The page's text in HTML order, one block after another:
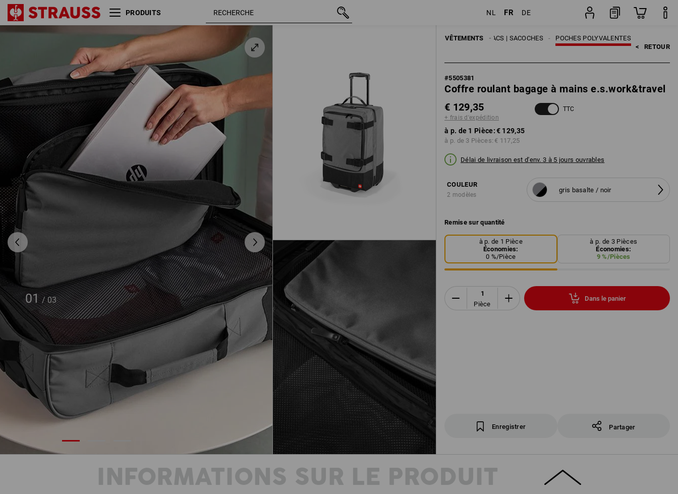
PRODUITS NL FR DE
01 / 03
VÊTEMENTS POCHES POLYVALENTES
SACS | SACOCHES
ACCESSOIRES
< RETOUR
#5505381
Coffre roulant bagage à mains e.s.work&travel
€ 129,35
+ frais d'expédition
TTC
à p. de 1 Pièce:€ 129,35
à p. de 3 Pièces: € 117,25
Délai de livraison est d'env. 3 à 5 jours ouvrables
COULEUR
2 modèles
gris basalte / noir
Remise sur quantité
à p. de 1 Pièce
Économies:
0 %/Pièce
à p. de 3 Pièces
Économies:
9 %/Pièces
Pièce
Dans le panier
Enregistrer Partager
Coffre roulant bagage à mains
gris basalte / noir € 129,35
INFORMATIONS SUR LE PRODUIT